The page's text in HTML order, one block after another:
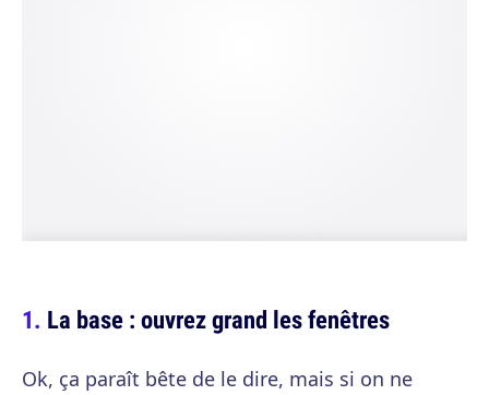
La base : ouvrez grand les fenêtres
Ok, ça paraît bête de le dire, mais si on ne